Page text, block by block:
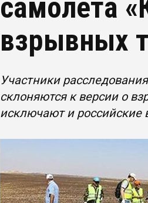
самолета
взрывных
Участники
склоняются к версии о
исключают и российские